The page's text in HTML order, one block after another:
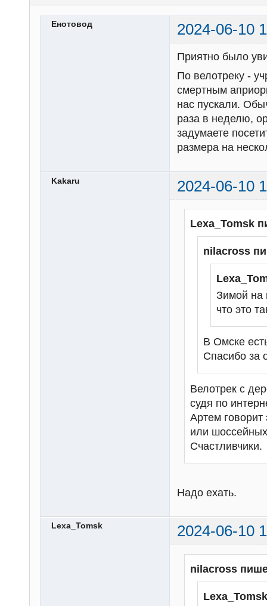
Енотовод 2024-06-10
Приятно было
По велотреку -
смертным
нас пускали.
раза в неделю,
задумаете
размера на
Kakaru 2024-06-10
Lexa_Tomsk
nilacross
Зимой на
что это
В Омске
Спасибо за
Велотрек с
судя по
Артем
или
Счастливчики.
Надо ехать.
Lexa_Tomsk 2024-06-10
nilacross